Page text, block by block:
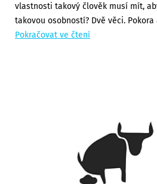
vlastnosti takový člověk musí mít,
takovou osobností? Dvě věci. Pokora
Pokračovat ve čtení